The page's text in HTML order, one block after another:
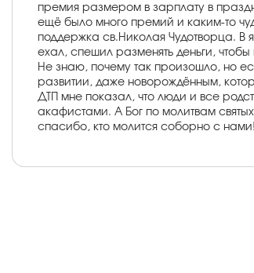
премия размером в зарплату в
ещё было много премий и каким-то
поддержка св.Николая Чудотворца. В
ехал, спешил разменять деньги,
Не знаю, почему так произошло, но
развитии, даже новорождённым,
ДТП мне показал, что люди и все
акафистами. А Бог по молитвам
спасибо, кто молится соборно с